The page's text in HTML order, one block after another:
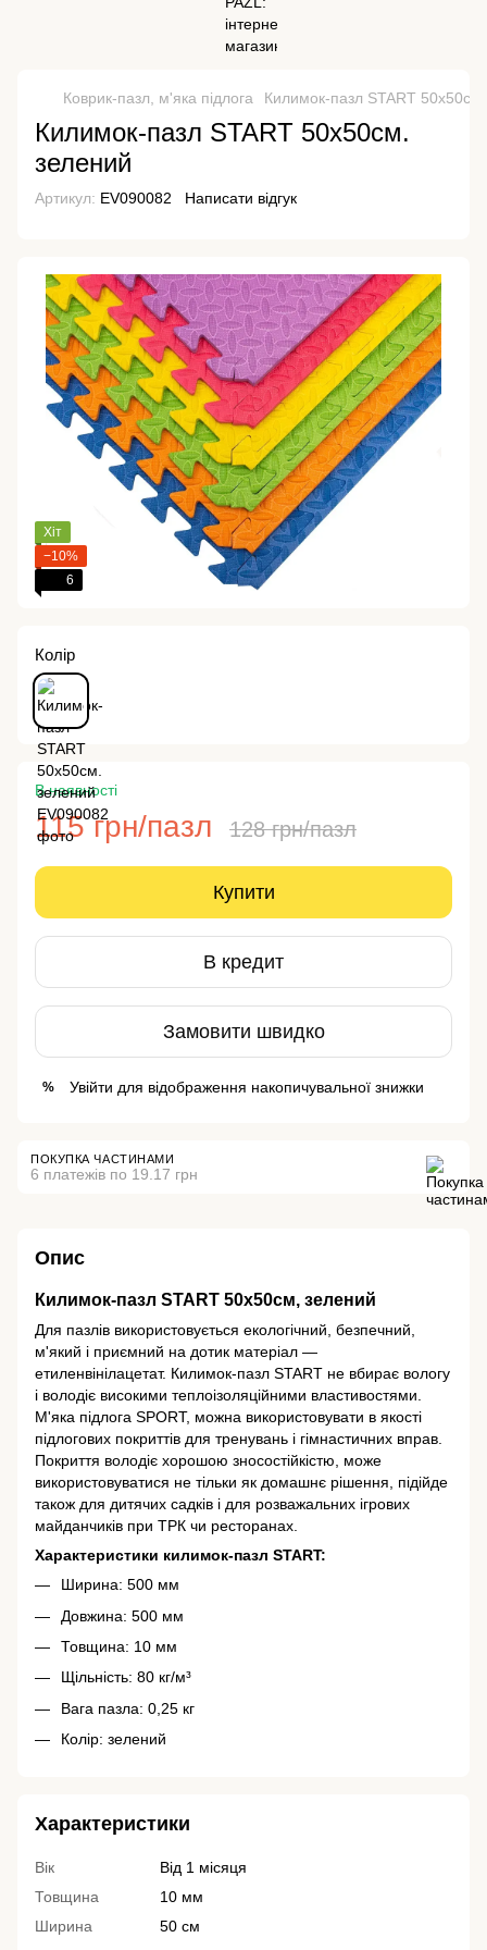
Коврик-пазл, м'яка підлога Килимок-пазл START
Килимок-пазл START 50х50см.
зелений
Артикул: EV090082 Написати відгук
Хіт
−10%
6
Колір
В наявності
115 грн/пазл 128 грн/пазл
Купити
В кредит
Замовити швидко
% Увійти для відображення накопичувальної знижки
ПОКУПКА ЧАСТИНАМИ
6 платежів по 19.17 грн
Опис
Килимок-пазл START 50х50см, зелений
Для пазлів використовується екологічний, безпечний,
м'який і приємний на дотик матеріал —
етиленвінілацетат. Килимок-пазл START не вбирає вологу
і володіє високими теплоізоляційними властивостями.
М'яка підлога SPORT, можна використовувати в якості
підлогових покриттів для тренувань і гімнастичних вправ.
Покриття володіє хорошою зносостійкістю, може
використовуватися не тільки як домашнє рішення, підійде
також для дитячих садків і для розважальних ігрових
майданчиків при ТРК чи ресторанах.
Характеристики килимок-пазл START:
Ширина: 500 мм
Довжина: 500 мм
Товщина: 10 мм
Щільність: 80 кг/м³
Вага пазла: 0,25 кг
Колір: зелений
Характеристики
Вік
Від 1 місяця
Товщина
10 мм
Ширина
50 см